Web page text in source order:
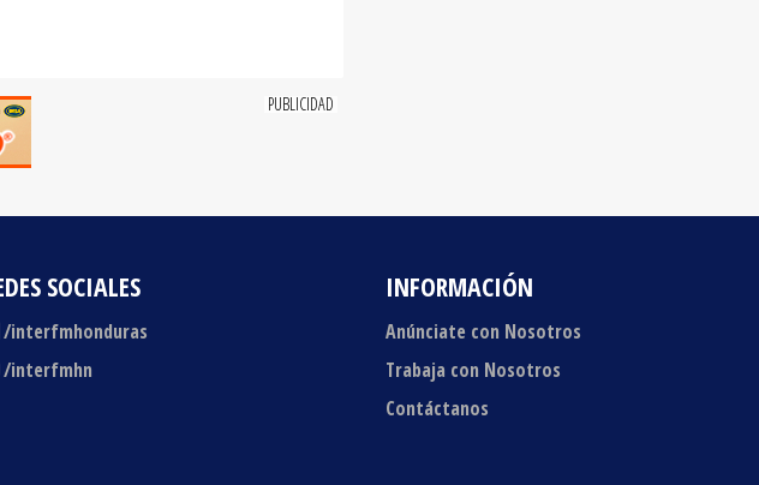
SOCIALES
/interfmhonduras
/interfmhn
INFORMACIÓN
Anúnciate con Nosotros
Trabaja con Nosotros
Contáctanos